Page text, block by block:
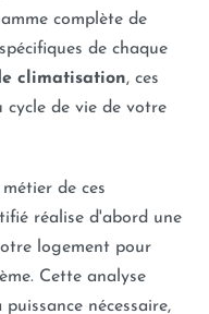
complète de
de chaque
climatisation, ces
cycle de vie de votre
de ces
réalise d'abord une
logement pour
Cette analyse
nécessaire,